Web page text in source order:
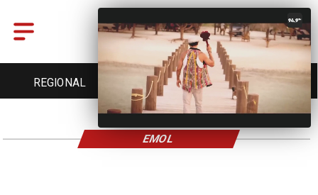
REGIONAL ENTRETENCIÓN DEPORTES
EMOL